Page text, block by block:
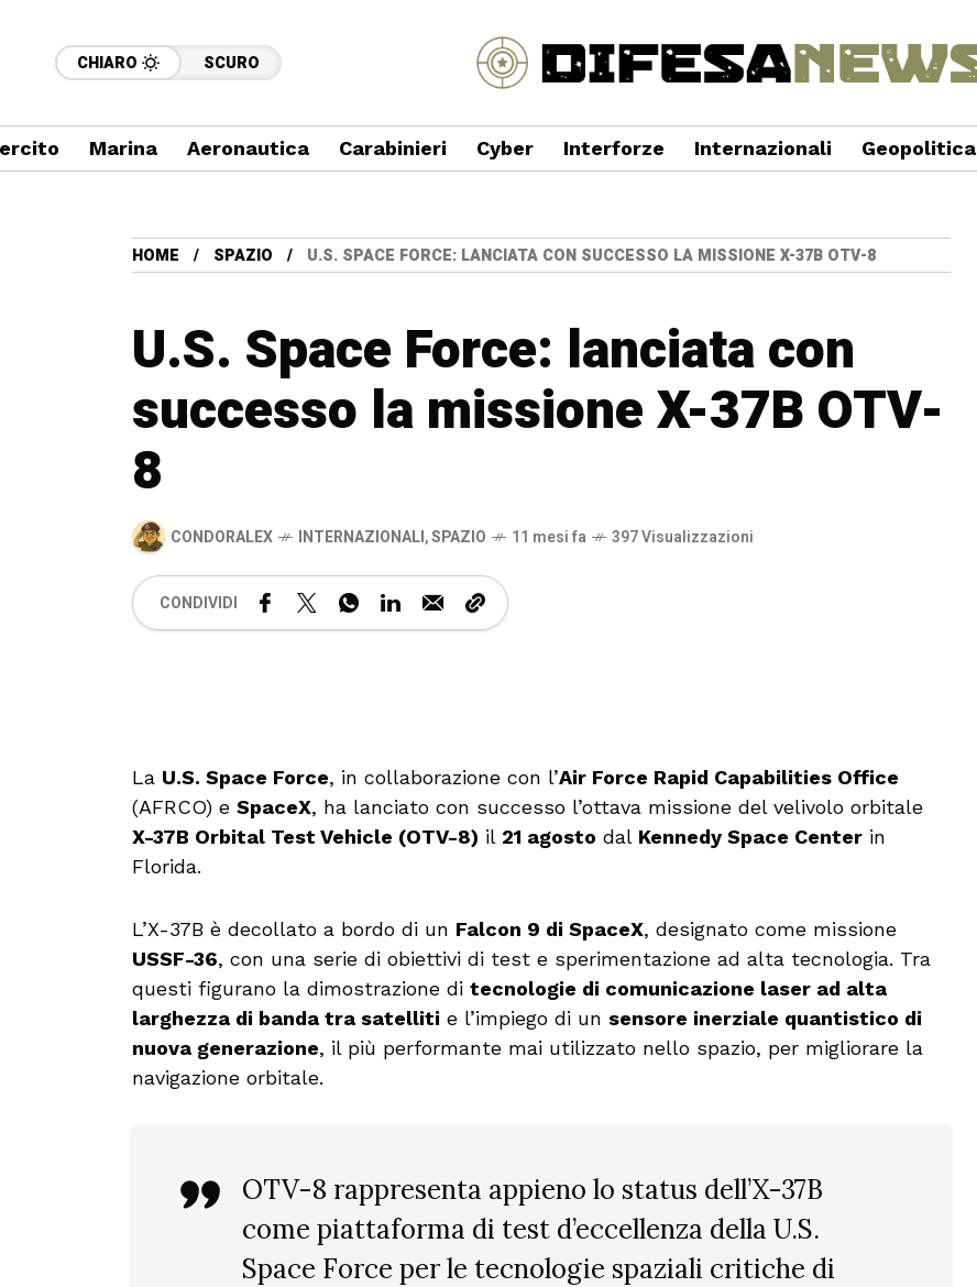
CHIARO SCURO
Marina Aeronautica Carabinieri Cyber Interforze Internazionali Geopolitica
HOME SPAZIO U.S. SPACE FORCE: LANCIATA CON SUCCESSO LA MISSIONE X-37B OTV-8
U.S. Space Force: lanciata con
successo la missione X-37B OTV-
8
CONDORALEX INTERNAZIONALI,SPAZIO 11 mesi fa 397 Visualizzazioni
CONDIVIDI
La U.S. Space Force, in collaborazione con l’Air Force Rapid Capabilities Office
(AFRCO) e SpaceX, ha lanciato con successo l’ottava missione del velivolo orbitale
X-37B Orbital Test Vehicle (OTV-8) il 21 agosto dal Kennedy Space Center in
Florida.
L’X-37B è decollato a bordo di un Falcon 9 di SpaceX, designato come missione
USSF-36, con una serie di obiettivi di test e sperimentazione ad alta tecnologia. Tra
questi figurano la dimostrazione di tecnologie di comunicazione laser ad alta
larghezza di banda tra satelliti e l’impiego di un sensore inerziale quantistico di
nuova generazione, il più performante mai utilizzato nello spazio, per migliorare la
navigazione orbitale.
OTV-8 rappresenta appieno lo status dell’X-37B
come piattaforma di test d’eccellenza della U.S.
Space Force per le tecnologie spaziali critiche di